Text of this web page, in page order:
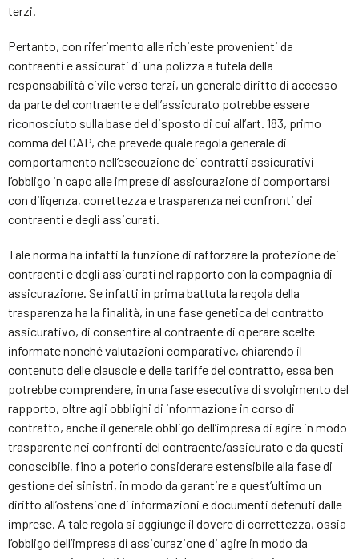
terzi.
Pertanto, con riferimento alle richieste provenienti da
contraenti e assicurati di una polizza a tutela della
responsabilità civile verso terzi, un generale diritto di accesso
da parte del contraente e dell’assicurato potrebbe essere
riconosciuto sulla base del disposto di cui all’art. 183, primo
comma del CAP, che prevede quale regola generale di
comportamento nell’esecuzione dei contratti assicurativi
l’obbligo in capo alle imprese di assicurazione di comportarsi
con diligenza, correttezza e trasparenza nei confronti dei
contraenti e degli assicurati.
Tale norma ha infatti la funzione di rafforzare la protezione dei
contraenti e degli assicurati nel rapporto con la compagnia di
assicurazione. Se infatti in prima battuta la regola della
trasparenza ha la finalità, in una fase genetica del contratto
assicurativo, di consentire al contraente di operare scelte
informate nonché valutazioni comparative, chiarendo il
contenuto delle clausole e delle tariffe del contratto, essa ben
potrebbe comprendere, in una fase esecutiva di svolgimento del
rapporto, oltre agli obblighi di informazione in corso di
contratto, anche il generale obbligo dell’impresa di agire in modo
trasparente nei confronti del contraente/assicurato e da questi
conoscibile, fino a poterlo considerare estensibile alla fase di
gestione dei sinistri, in modo da garantire a quest’ultimo un
diritto all’ostensione di informazioni e documenti detenuti dalle
imprese. A tale regola si aggiunge il dovere di correttezza, ossia
l’obbligo dell’impresa di assicurazione di agire in modo da